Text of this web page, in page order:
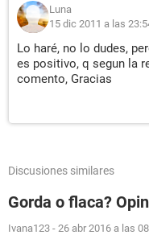
Luna
15 dic 2011 a las
Lo haré, no lo dudes,
es positivo, q segun la
comento, Gracias
Discusiones similares
Gorda o flaca?
Ivana123 - 26 abr 2016 a las